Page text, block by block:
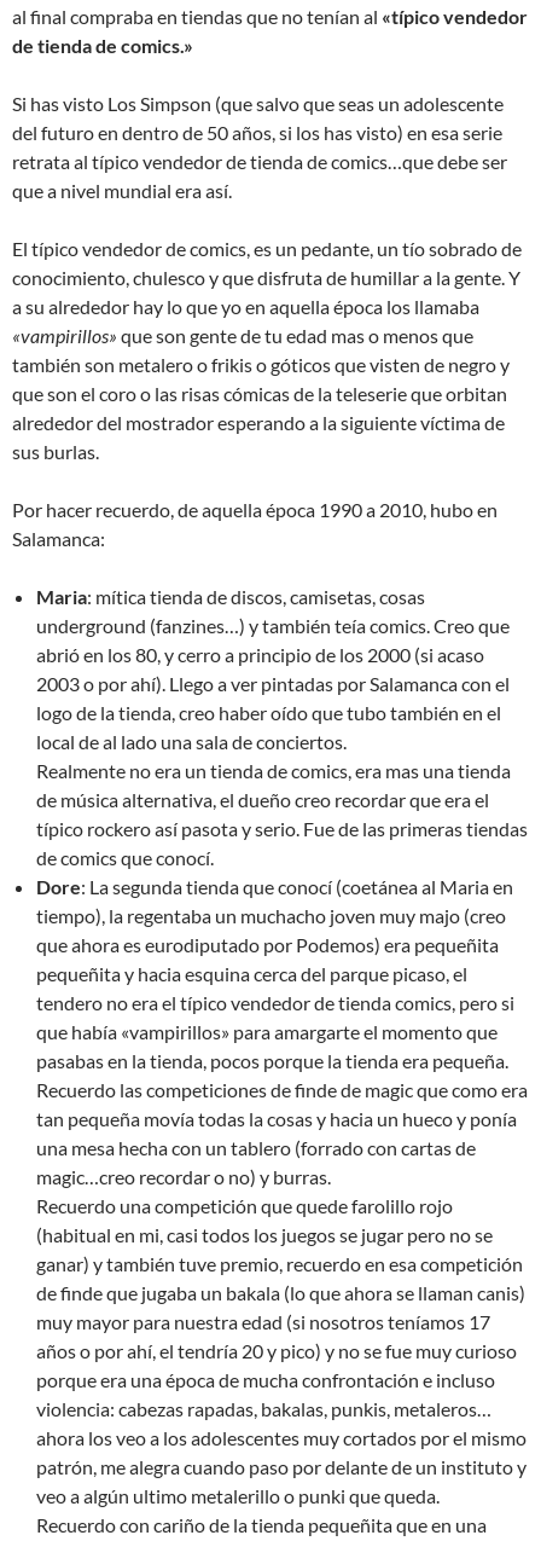
al final compraba en tiendas que no tenían al «típico vendedor
de tienda de comics.»
Si has visto Los Simpson (que salvo que seas un adolescente
del futuro en dentro de 50 años, si los has visto) en esa serie
retrata al típico vendedor de tienda de comics…que debe ser
que a nivel mundial era así.
El típico vendedor de comics, es un pedante, un tío sobrado de
conocimiento, chulesco y que disfruta de humillar a la gente. Y
a su alrededor hay lo que yo en aquella época los llamaba
«vampirillos» que son gente de tu edad mas o menos que
también son metalero o frikis o góticos que visten de negro y
que son el coro o las risas cómicas de la teleserie que orbitan
alrededor del mostrador esperando a la siguiente víctima de
sus burlas.
Por hacer recuerdo, de aquella época 1990 a 2010, hubo en
Salamanca:
Maria: mítica tienda de discos, camisetas, cosas
underground (fanzines…) y también teía comics. Creo que
abrió en los 80, y cerro a principio de los 2000 (si acaso
2003 o por ahí). Llego a ver pintadas por Salamanca con el
logo de la tienda, creo haber oído que tubo también en el
local de al lado una sala de conciertos.
Realmente no era un tienda de comics, era mas una tienda
de música alternativa, el dueño creo recordar que era el
típico rockero así pasota y serio. Fue de las primeras tiendas
de comics que conocí.
Dore: La segunda tienda que conocí (coetánea al Maria en
tiempo), la regentaba un muchacho joven muy majo (creo
que ahora es eurodiputado por Podemos) era pequeñita
pequeñita y hacia esquina cerca del parque picaso, el
tendero no era el típico vendedor de tienda comics, pero si
que había «vampirillos» para amargarte el momento que
pasabas en la tienda, pocos porque la tienda era pequeña.
Recuerdo las competiciones de finde de magic que como era
tan pequeña movía todas la cosas y hacia un hueco y ponía
una mesa hecha con un tablero (forrado con cartas de
magic…creo recordar o no) y burras.
Recuerdo una competición que quede farolillo rojo
(habitual en mi, casi todos los juegos se jugar pero no se
ganar) y también tuve premio, recuerdo en esa competición
de finde que jugaba un bakala (lo que ahora se llaman canis)
muy mayor para nuestra edad (si nosotros teníamos 17
años o por ahí, el tendría 20 y pico) y no se fue muy curioso
porque era una época de mucha confrontación e incluso
violencia: cabezas rapadas, bakalas, punkis, metaleros…
ahora los veo a los adolescentes muy cortados por el mismo
patrón, me alegra cuando paso por delante de un instituto y
veo a algún ultimo metalerillo o punki que queda.
Recuerdo con cariño de la tienda pequeñita que en una